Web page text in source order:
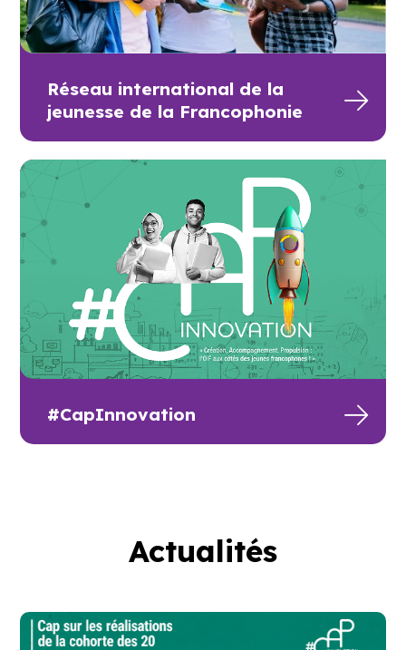
Réseau international de la
jeunesse de la Francophonie
#CapInnovation
Actualités